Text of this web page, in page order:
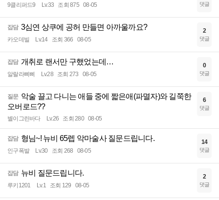
9클리퍼드9 Lv.33 조회 875 08-05 댓글
잡담 3심연 상쿠에 공허 만들면 아까울까요?
카오데빌 Lv.14 조회 366 08-05
2
댓글
잡담 개취로 랜서만 구했었는데…
알랄라삐삐 Lv.28 조회 273 08-05
0
댓글
질문 악술 끌고 다니는 애들 중에 짧은애(파멸자)와 길쭉한
오버로드??
별이그린바다 Lv.26 조회 280 08-05
6
댓글
잡담 형님~! 뉴비 65렙 악마술사 질문드립니다.
인구폭발 Lv.30 조회 268 08-05
14
댓글
잡담 뉴비 질문드립니다.
루키1201 Lv.1 조회 129 08-05
2
댓글